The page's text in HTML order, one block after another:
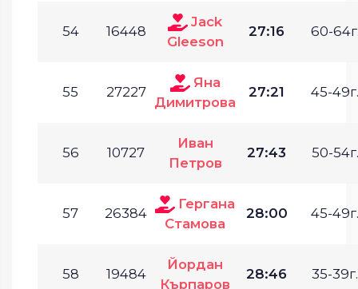
54 16448
Jack
Gleeson
27:16 60-
55 27227
Яна
Димитрова
27:21 45-49г.
56 10727
Иван
Петров
27:43 50-54г.
57 26384
Гергана
Стамова
28:00 45-49г.
58 19484
Йордан
Кърпаров
28:46 35-39г.